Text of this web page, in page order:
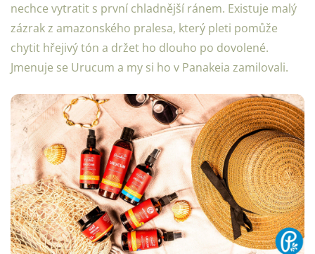
nechce vytratit s první chladnější ránem. Existuje malý
zázrak z amazonského pralesa, který pleti pomůže
chytit hřejivý tón a držet ho dlouho po dovolené.
Jmenuje se Urucum a my si ho v Panakeia zamilovali.